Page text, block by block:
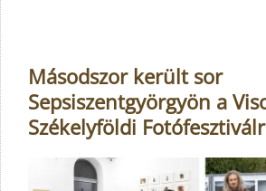
Másodszor került sor
Sepsiszentgyörgyön a
Székelyföldi